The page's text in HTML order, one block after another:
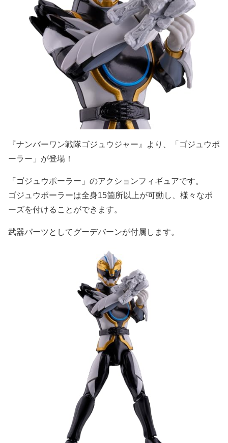
『ナンバーワン戦隊ゴジュウジャー』より、「ゴジュウポ
ーラー」が登場！
「ゴジュウポーラー」のアクションフィギュアです。
ゴジュウポーラーは全身15箇所以上が可動し、様々なポ
ーズを付けることができます。
武器パーツとしてグーデバーンが付属します。